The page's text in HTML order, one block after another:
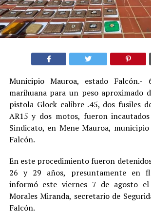
Municipio Mauroa, estado Falcón.-
marihuana para un peso aproximado
pistola Glock calibre .45, dos fusiles
AR15 y dos motos, fueron
Sindicato, en Mene Mauroa,
Falcón.
En este procedimiento fueron
26 y 29 años, presuntamente en
informó este viernes 7 de agosto
Morales Miranda, secretario de
Falcón.